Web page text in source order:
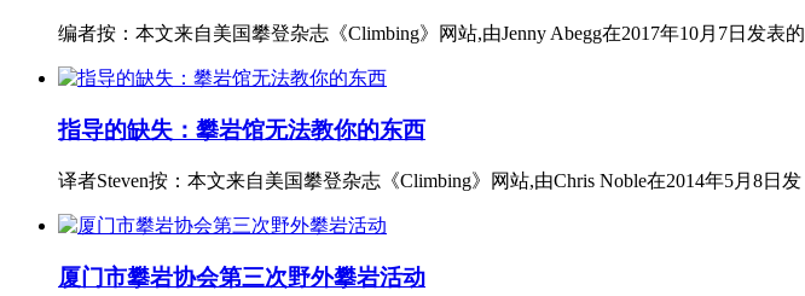
编者按：本文来自美国攀登杂志《Climbing》网站,由Jenny Abegg在2017年10月7日发表的
指导的缺失：攀岩馆无法教你的东西
译者Steven按：本文来自美国攀登杂志《Climbing》网站,由Chris Noble在2014年5月8日发
厦门市攀岩协会第三次野外攀岩活动